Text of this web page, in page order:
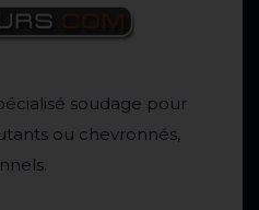
soudage pour
ou chevronnés,